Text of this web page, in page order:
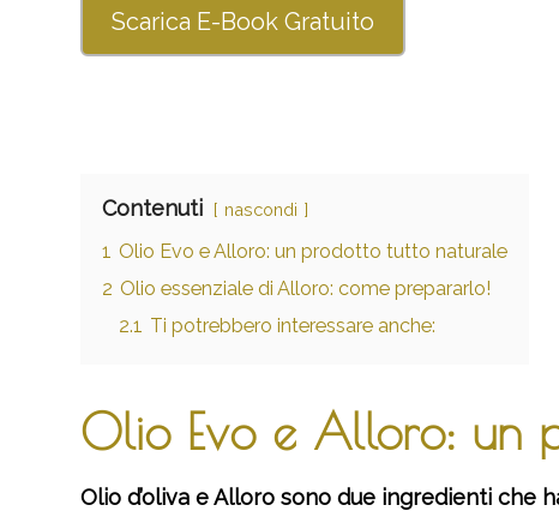
Scarica E-Book Gratuito
Contenuti nascondi
1 Olio Evo e Alloro: un prodotto tutto naturale
2 Olio essenziale di Alloro: come prepararlo!
2.1 Ti potrebbero interessare anche:
Olio Evo e Alloro: un
Olio d’oliva e Alloro sono due ingredienti